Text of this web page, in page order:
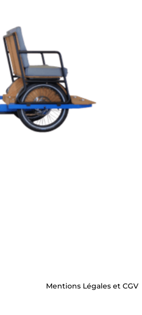
Mentions Légales et CGV